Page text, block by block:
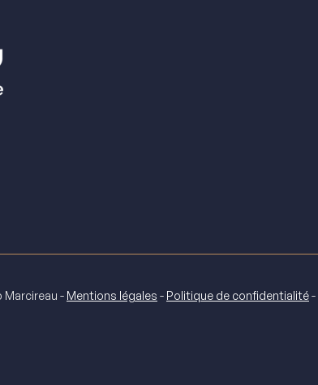
- Mentions légales - Politique de confidentialité-